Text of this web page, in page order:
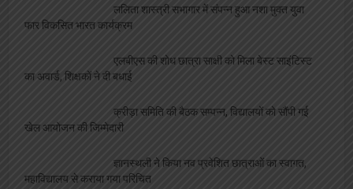
ललिता शास्त्री सभागार में संपन्न हुआ नशा मुक्त युवा
फार विकसित भारत कार्यक्रम
एलबीएस की शोध छात्रा साक्षी को मिला बेस्ट साइंटिस्ट
का अवार्ड, शिक्षकों ने दी बधाई
क्रीड़ा समिति की बैठक सम्पन्न, विद्यालयों को सौंपी गई
खेल आयोजन की जिम्मेदारी
ज्ञानस्थली ने किया नव प्रवेशित छात्राओं का स्वागत,
महाविद्यालय से कराया गया परिचित